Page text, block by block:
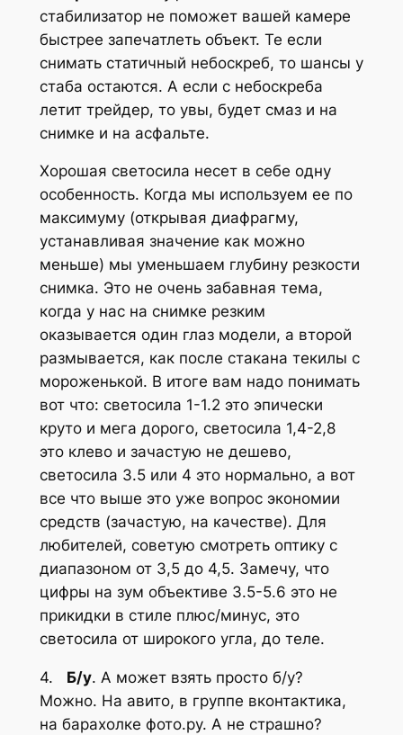
стабилизатор не поможет вашей камере
быстрее запечатлеть объект. Те если
снимать статичный небоскреб, то шансы у
стаба остаются. А если с небоскреба
летит трейдер, то увы, будет смаз и на
снимке и на асфальте.
Хорошая светосила несет в себе одну
особенность. Когда мы используем ее по
максимуму (открывая диафрагму,
устанавливая значение как можно
меньше) мы уменьшаем глубину резкости
снимка. Это не очень забавная тема,
когда у нас на снимке резким
оказывается один глаз модели, а второй
размывается, как после стакана текилы с
мороженькой. В итоге вам надо понимать
вот что: светосила 1-1.2 это эпически
круто и мега дорого, светосила 1,4-2,8
это клево и зачастую не дешево,
светосила 3.5 или 4 это нормально, а вот
все что выше это уже вопрос экономии
средств (зачастую, на качестве). Для
любителей, советую смотреть оптику с
диапазоном от 3,5 до 4,5. Замечу, что
цифры на зум объективе 3.5-5.6 это не
прикидки в стиле плюс/минус, это
светосила от широкого угла, до теле.
4. Б/у. А может взять просто б/у?
Можно. На авито, в группе вконтактика,
на барахолке фото.ру. А не страшно?